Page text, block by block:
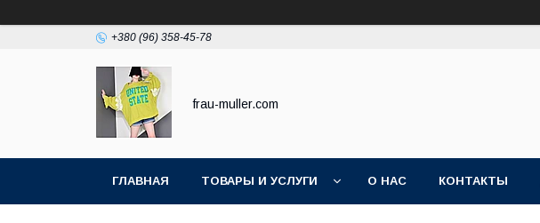
+380 (96) 358-45-78
frau-muller.com
ГЛАВНАЯ ТОВАРЫ И УСЛУГИ О НАС КОНТАКТЫ